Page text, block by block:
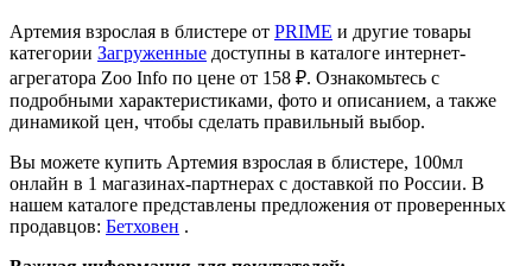
Артемия взрослая в блистере от PRIME и другие товары
категории Загруженные доступны в каталоге интернет-
агрегатора Zoo Info по цене от 158 ₽. Ознакомьтесь с
подробными характеристиками, фото и описанием, а также
динамикой цен, чтобы сделать правильный выбор.
Вы можете купить Артемия взрослая в блистере, 100мл
онлайн в 1 магазинах-партнерах с доставкой по России. В
нашем каталоге представлены предложения от проверенных
продавцов: Бетховен .